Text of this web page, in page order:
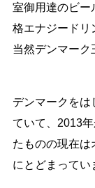
室御用達のビー
格エナジードリ
当然デンマーク
デンマークをは
ていて、2013
たものの現在は
にとどまってい